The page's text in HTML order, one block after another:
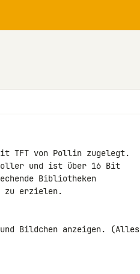
TFT von Pollin zugelegt.
und ist über 16 Bit
Bibliotheken
zu erzielen.
Bildchen anzeigen. (Alles